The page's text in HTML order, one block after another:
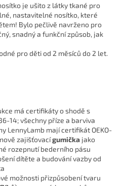
je ušito z látky tkané pro
nastavitelné nosítko, které
Bylo pečlivě navrženo pro
snadný a funkční způsob, jak
pro děti od 2 měsíců do 2 let.
má certifikáty o shodě s
14; všechny příze a barviva
LennyLamb mají certifikát OEKO-
zajišťovacígumička jako
rozepnutí bederního pásu
dítěte a budování vazby od
možnosti přizpůsobení tvaru